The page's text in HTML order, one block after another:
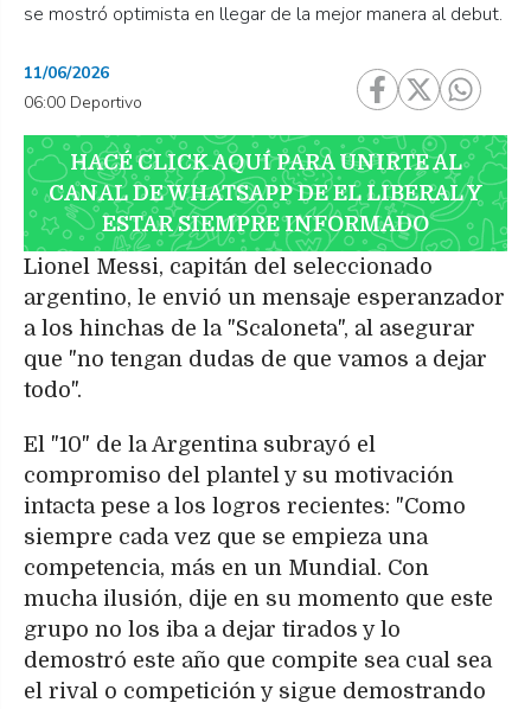
se mostró optimista en llegar de la mejor manera al debut.
11/06/2026
06:00 Deportivo
HACÉ CLICK AQUÍ PARA UNIRTE AL
CANAL DE WHATSAPP DE EL LIBERAL Y
ESTAR SIEMPRE INFORMADO
Lionel Messi, capitán del seleccionado
argentino, le envió un mensaje esperanzador
a los hinchas de la "Scaloneta", al asegurar
que "no tengan dudas de que vamos a dejar
todo".
El "10" de la Argentina subrayó el
compromiso del plantel y su motivación
intacta pese a los logros recientes: "Como
siempre cada vez que se empieza una
competencia, más en un Mundial. Con
mucha ilusión, dije en su momento que este
grupo no los iba a dejar tirados y lo
demostró este año que compite sea cual sea
el rival o competición y sigue demostrando